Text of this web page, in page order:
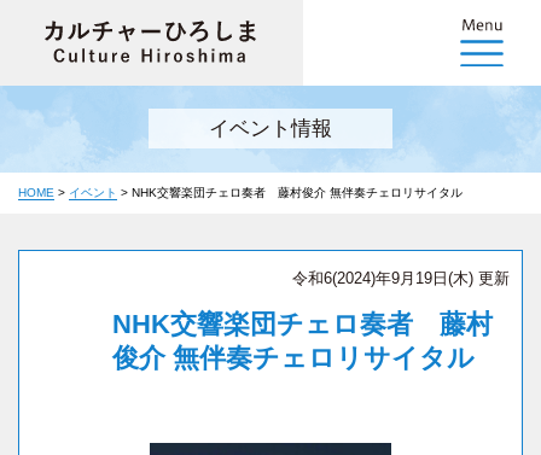
イベント情報
HOME > イベント > NHK交響楽団チェロ奏者 藤村俊介 無伴奏チェロリサイタル
令和6(2024)年9月19日(木) 更新
NHK交響楽団チェロ奏者 藤村
俊介 無伴奏チェロリサイタル